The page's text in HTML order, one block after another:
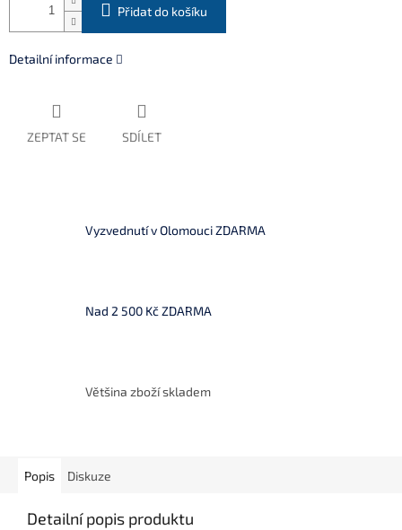
Přidat do košíku
Detailní informace
ZEPTAT SE SDÍLET
Vyzvednutí v Olomouci ZDARMA
Nad 2 500 Kč ZDARMA
Většina zboží skladem
Popis Diskuze
Detailní popis produktu